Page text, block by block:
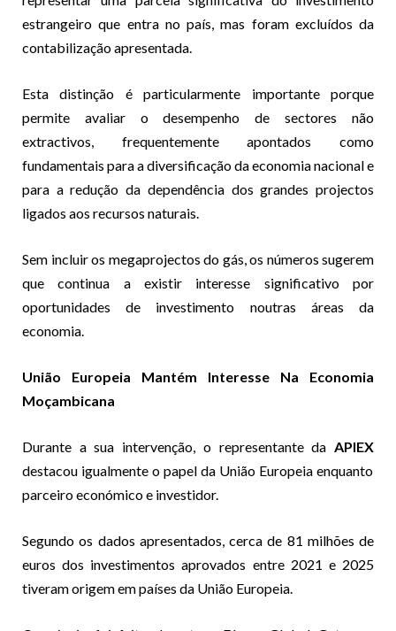
estrangeiro que entra no país, mas foram excluídos da
contabilização apresentada.
Esta distinção é particularmente importante porque
permite avaliar o desempenho de sectores não
extractivos, frequentemente apontados como
fundamentais para a diversificação da economia nacional e
para a redução da dependência dos grandes projectos
ligados aos recursos naturais.
Sem incluir os megaprojectos do gás, os números sugerem
que continua a existir interesse significativo por
oportunidades de investimento noutras áreas da
economia.
União Europeia Mantém Interesse Na Economia
Moçambicana
Durante a sua intervenção, o representante da APIEX
destacou igualmente o papel da União Europeia enquanto
parceiro económico e investidor.
Segundo os dados apresentados, cerca de 81 milhões de
euros dos investimentos aprovados entre 2021 e 2025
tiveram origem em países da União Europeia.